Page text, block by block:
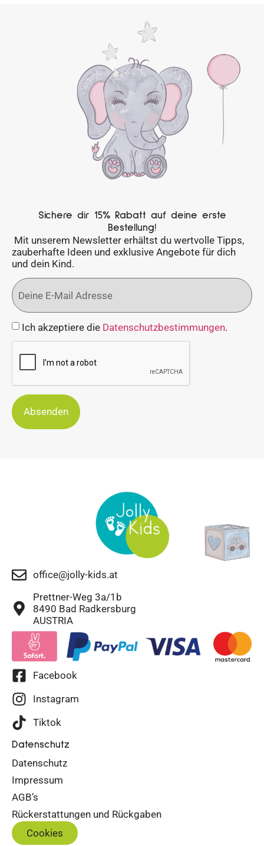
Sichere dir 15% Rabatt auf deine erste
Bestellung!
Mit unserem Newsletter erhältst du wertvolle Tipps,
zauberhafte Ideen und exklusive Angebote für dich
und dein Kind.
Ich akzeptiere die Datenschutzbestimmungen.
Absenden
office@jolly-kids.at
Prettner-Weg 3a/1b
8490 Bad Radkersburg
AUSTRIA
Facebook
Instagram
Tiktok
Datenschutz
Datenschutz
Impressum
AGB’s
Rückerstattungen und Rückgaben
Cookies